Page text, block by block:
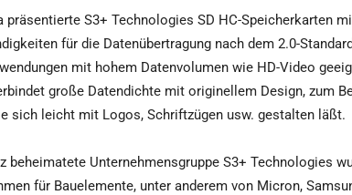
präsentierte S3+ Technologies SD HC-Speicherkarten
für die Datenübertragung nach dem 2.0-
mit hohem Datenvolumen wie HD-Video
große Datendichte mit originellem Design, zum
sich leicht mit Logos, Schriftzügen usw. gestalten läßt.
beheimatete Unternehmensgruppe S3+ Technologies
für Bauelemente, unter anderem von Micron,